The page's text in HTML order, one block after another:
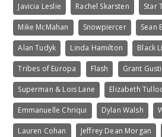
Javicia Leslie Rachel Skarsten Star
Mike McMahan Snowpiercer Sean
Alan Tudyk Linda Hamilton Black
Tribes of Europa Flash Grant
Superman & Lois Lane Elizabeth
Emmanuelle Chriqui Dylan Walsh
Lauren Cohan Jeffrey Dean Morgan